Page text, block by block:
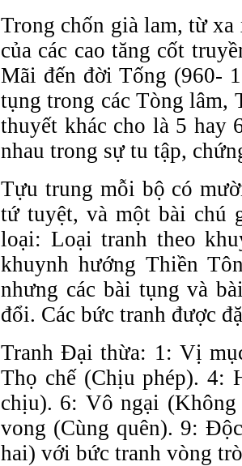
Trong chốn già lam, từ xa
của các cao tăng cốt
Mãi đến đời Tống (960-
tụng trong các Tòng lâm,
thuyết khác cho là 5 hay
nhau trong sự tu tập,
Tựu trung mỗi bộ có
tứ tuyệt, và một bài chú
loại: Loại tranh theo
khuynh hướng Thiền
nhưng các bài tụng và
đổi. Các bức tranh được
Tranh Đại thừa: 1: Vị
Thọ chế (Chịu phép). 4:
chịu). 6: Vô ngại
vong (Cùng quên). 9:
hai) với bức tranh vòng